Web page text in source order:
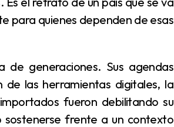
para quienes dependen de esas
de las herramientas digitales, la
fueron debilitando su
sostenerse frente a un contexto